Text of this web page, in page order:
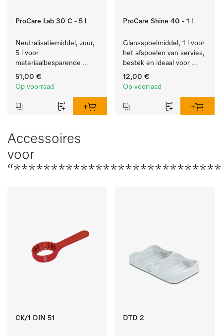
ProCare Lab 30 C - 5 l
Neutralisatiemiddel, zuur,
5 l voor
materiaalbesparende
machinale reiniging van
laboratoriumglaswerk en -
51,00 €
Op voorraad
ProCare Shine 40 - 1 l
Glansspoelmiddel, 1 l voor
het afspoelen van servies,
bestek en ideaal voor
glazen.
12,00 €
Op voorraad
Accessoires
voor
CK/1 DIN 51 DTD 2